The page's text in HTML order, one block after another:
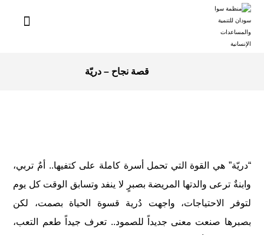
قصة نجاح – دريّة
“دريّة” هي القوة التي تحمل أسرة كاملة على كتفيها.. أمٌ تربي،
وابنةٌ ترعى والدتها المريضة بصبرٍ لا ينفد وتسابق الوقت كل يوم
لتوفر الاحتياجات، واجهت دُرية قسوة الحياة بصمت، لكن
بصبرها صنعت معنى جديداً للصمود.. تعرف جيداً طعم التعب،